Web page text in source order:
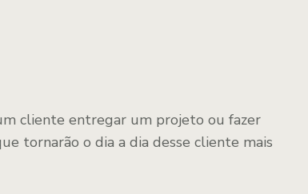
cliente entregar um projeto ou fazer
tornarão o dia a dia desse cliente mais